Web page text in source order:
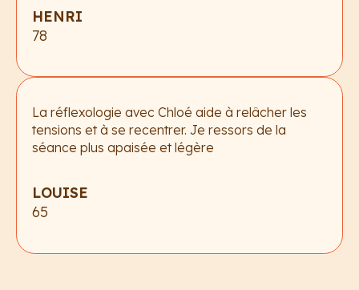
HENRI
78
La réflexologie avec Chloé aide à relâcher les
tensions et à se recentrer. Je ressors de la
séance plus apaisée et légère
LOUISE
65